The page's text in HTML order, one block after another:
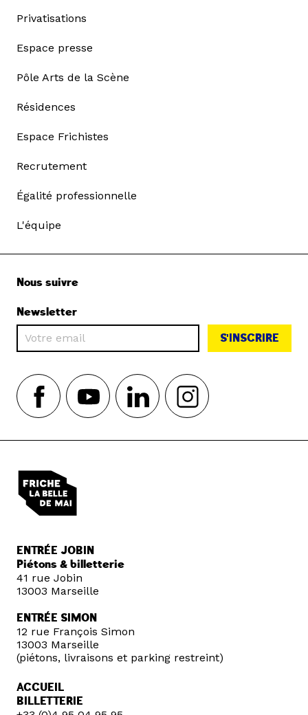
Privatisations
Espace presse
Pôle Arts de la Scène
Résidences
Espace Frichistes
Recrutement
Égalité professionnelle
L'équipe
Nous suivre
Newsletter
S'INSCRIRE
ENTRÉE JOBIN
Piétons & billetterie
41 rue Jobin
13003 Marseille
ENTRÉE SIMON
12 rue François Simon
13003 Marseille
(piétons, livraisons et parking restreint)
ACCUEIL
BILLETTERIE